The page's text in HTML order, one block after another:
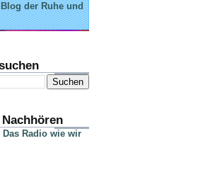
der Ruhe und
Das Radio wie wir